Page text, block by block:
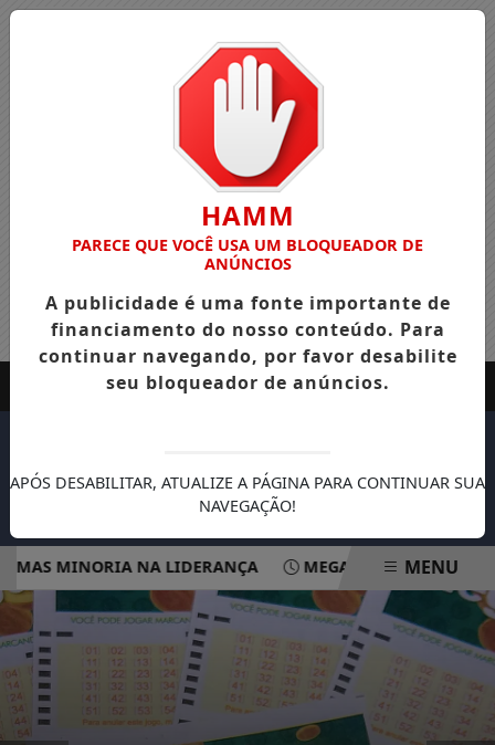
NA LIDERANÇA MEGA-SENA ACUMULA PARA R$
EM ALTA
MENU
HAMM
PARECE QUE VOCÊ USA UM BLOQUEADOR DE
ANÚNCIOS
A publicidade é uma fonte importante de
financiamento do nosso conteúdo. Para
continuar navegando, por favor desabilite
seu bloqueador de anúncios.
APÓS DESABILITAR, ATUALIZE A PÁGINA PARA CONTINUAR SUA
NAVEGAÇÃO!